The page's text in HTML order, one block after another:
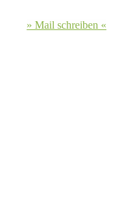
» Mail schreiben «